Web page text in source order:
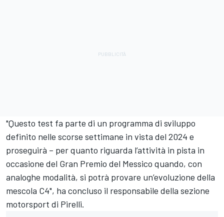
"Questo test fa parte di un programma di sviluppo
definito nelle scorse settimane in vista del 2024 e
proseguirà – per quanto riguarda l’attività in pista in
occasione del Gran Premio del Messico quando, con
analoghe modalità, si potrà provare un’evoluzione della
mescola C4", ha concluso il responsabile della sezione
motorsport di Pirelli.